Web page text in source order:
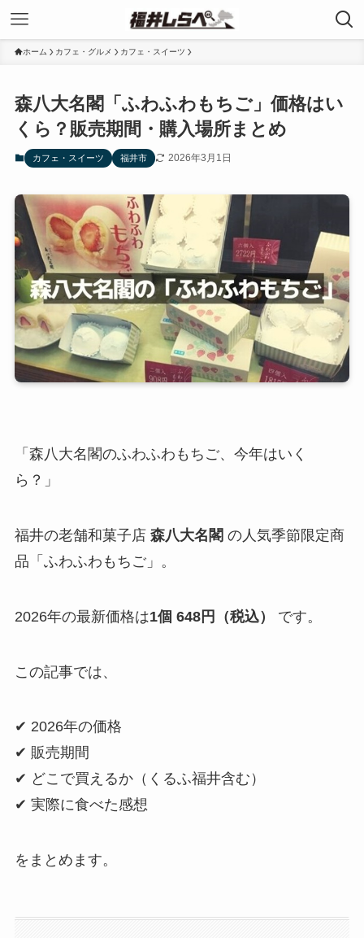
ホーム カフェ・グルメ カフェ・スイーツ
森八大名閣「ふわふわもちご」価格はい
くら？販売期間・購入場所まとめ
カフェ・スイーツ 福井市 2026年3月1日
「森八大名閣のふわふわもちご、今年はいく
ら？」
福井の老舗和菓子店 森八大名閣 の人気季節限定商
品「ふわふわもちご」。
2026年の最新価格は1個 648円（税込） です。
この記事では、
✔ 2026年の価格
✔ 販売期間
✔ どこで買えるか（くるふ福井含む）
✔ 実際に食べた感想
をまとめます。